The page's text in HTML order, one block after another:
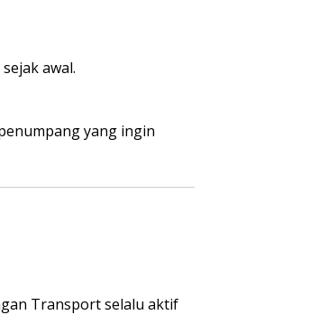
awal.
yang ingin
Transport selalu aktif